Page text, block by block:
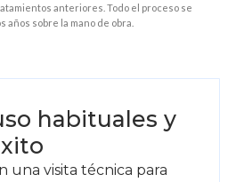
anteriores. Todo el proceso se
años sobre la mano de obra.
habituales y
una visita técnica para